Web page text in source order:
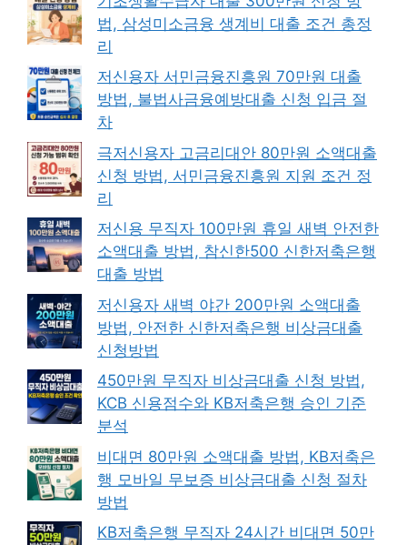
법, 삼성미소금융 생계비 대출 조건 총정
리
저신용자 서민금융진흥원 70만원 대출
방법, 불법사금융예방대출 신청 입금 절
차
극저신용자 고금리대안 80만원 소액대출
신청 방법, 서민금융진흥원 지원 조건 정
리
저신용 무직자 100만원 휴일 새벽 안전한
소액대출 방법, 참신한500 신한저축은행
대출 방법
저신용자 새벽 야간 200만원 소액대출
방법, 안전한 신한저축은행 비상금대출
신청방법
450만원 무직자 비상금대출 신청 방법,
KCB 신용점수와 KB저축은행 승인 기준
분석
비대면 80만원 소액대출 방법, KB저축은
행 모바일 무보증 비상금대출 신청 절차
방법
KB저축은행 무직자 24시간 비대면 50만